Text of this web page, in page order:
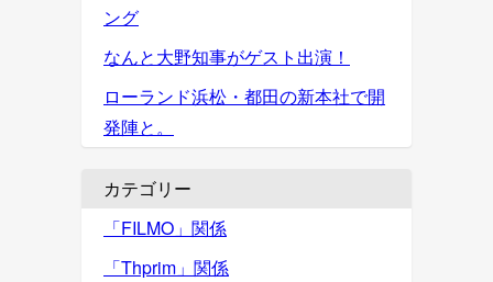
ング
なんと大野知事がゲスト出演！
ローランド浜松・都田の新本社で開
発陣と。
カテゴリー
「FILMO」関係
「Thprim」関係